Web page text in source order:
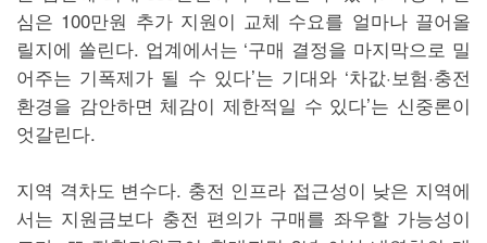
심은 100만원 추가 지원이 교체 수요를 얼마나 끌어올
릴지에 쏠린다. 업계에서는 ‘구매 결정을 마지막으로 밀
어주는 기폭제가 될 수 있다’는 기대와 ‘차값·보험·충전
환경을 감안하면 체감이 제한적일 수 있다’는 신중론이
엇갈린다.
지역 격차도 변수다. 충전 인프라 접근성이 낮은 지역에
서는 지원금보다 충전 편의가 구매를 좌우할 가능성이